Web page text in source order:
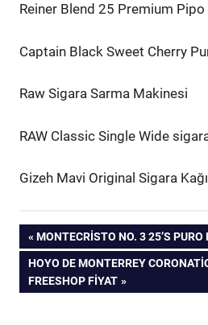
Reiner Blend 25 Premium Pipo
Captain Black Sweet Cherry
Raw Sigara Sarma Makinesi
RAW Classic Single Wide
Gizeh Mavi Original Sigara
Yazı
gezinmesi
PREVIOUS
POST:
MONTECRISTO NO. 3 25’S
NEXT
POST:
HOYO DE MONTERREY
FREESHOP FIYAT